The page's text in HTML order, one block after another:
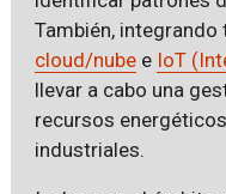
También,
cloud/nubee IoT
llevar a cabo una
recursos
industriales.